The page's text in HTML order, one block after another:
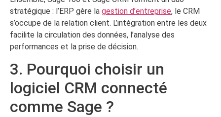
stratégique : l’ERP gère la gestion d’entreprise, le CRM
s’occupe de la relation client. L’intégration entre les deux
facilite la circulation des données, l’analyse des
performances et la prise de décision.
3. Pourquoi choisir un
logiciel CRM connecté
comme Sage ?